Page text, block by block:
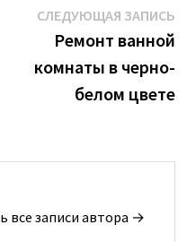
СЛЕДУЮЩАЯ ЗАПИСЬ
Ремонт ванной
комнаты в черно-
белом цвете
все записи автора →